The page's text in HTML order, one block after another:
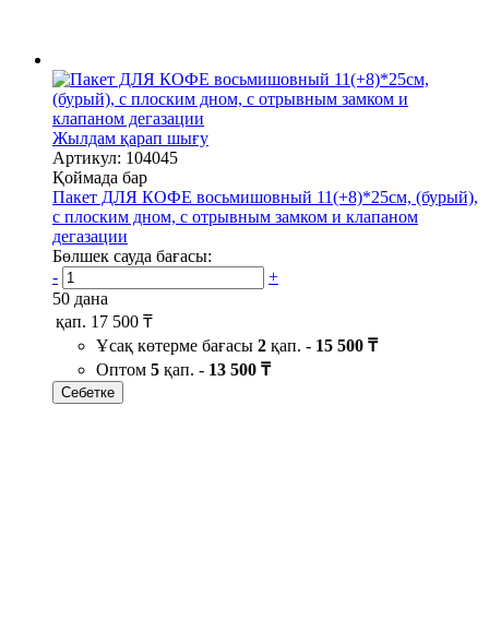
Жылдам қарап шығу
Артикул: 104045
Қоймада бар
Пакет ДЛЯ КОФЕ восьмишовный 11(+8)*25см, (бурый),
с плоским дном, с отрывным замком и клапаном
дегазации
Бөлшек сауда бағасы:
-
+
50 дана
қап. 17 500 ₸
Ұсақ көтерме бағасы 2 қап. - 15 500 ₸
Оптом 5 қап. - 13 500 ₸
Себетке